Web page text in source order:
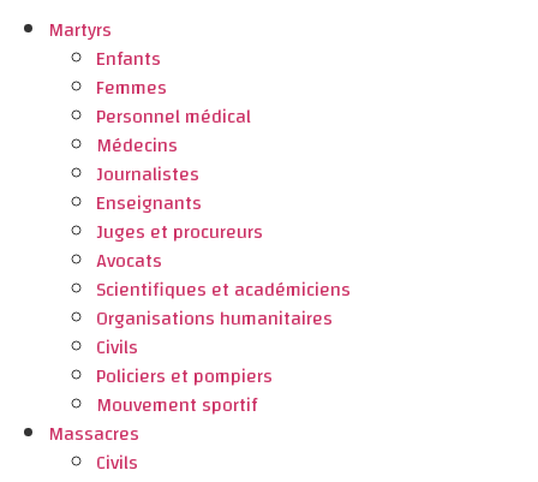
Martyrs
Enfants
Femmes
Personnel médical
Médecins
Journalistes
Enseignants
Juges et procureurs
Avocats
Scientifiques et académiciens
Organisations humanitaires
Civils
Policiers et pompiers
Mouvement sportif
Massacres
Civils